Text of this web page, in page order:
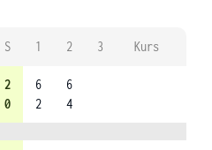
S 1 2 3 Kurs
2
0
6
2
6
4